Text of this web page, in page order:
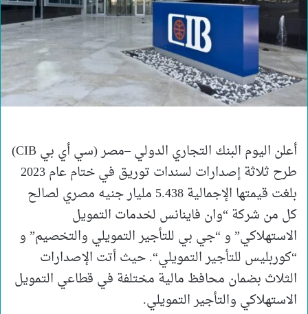
أعلن اليوم البنك التجاري الدولي –مصر (سي أي بي CIB)
طرح ثلاثة إصدارات لسندات توريق في ختام عام 2023
بلغت قيمتها الإجمالية 5.438 مليار جنيه مصري لصالح
كل من شركة “وان فاينانس لخدمات التمويل
الاستهلاكي” و “جي بي للتأجير التمويلي والتخصيم” و
“كوربليس للتأجير التمويلي“. حيث أتت الإصدارات
الثلاث بضمان محافظ مالية مختلفة في قطاعي التمويل
الاستهلاكي والتأجير التمويلي.